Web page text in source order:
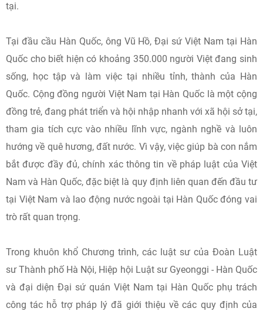
tại.
Tại đầu cầu Hàn Quốc, ông Vũ Hồ, Đại sứ Việt Nam tại Hàn
Quốc cho biết hiện có khoảng 350.000 người Việt đang sinh
sống, học tập và làm việc tại nhiều tỉnh, thành của Hàn
Quốc. Cộng đồng người Việt Nam tại Hàn Quốc là một cộng
đồng trẻ, đang phát triển và hội nhập nhanh với xã hội sở tại,
tham gia tích cực vào nhiều lĩnh vực, ngành nghề và luôn
hướng về quê hương, đất nước. Vì vậy, việc giúp bà con nắm
bắt được đầy đủ, chính xác thông tin về pháp luật của Việt
Nam và Hàn Quốc, đặc biệt là quy định liên quan đến đầu tư
tại Việt Nam và lao động nước ngoài tại Hàn Quốc đóng vai
trò rất quan trọng.
Trong khuôn khổ Chương trình, các luật sư của Đoàn Luật
sư Thành phố Hà Nội, Hiệp hội Luật sư Gyeonggi - Hàn Quốc
và đại diện Đại sứ quán Việt Nam tại Hàn Quốc phụ trách
công tác hỗ trợ pháp lý đã giới thiệu về các quy định của